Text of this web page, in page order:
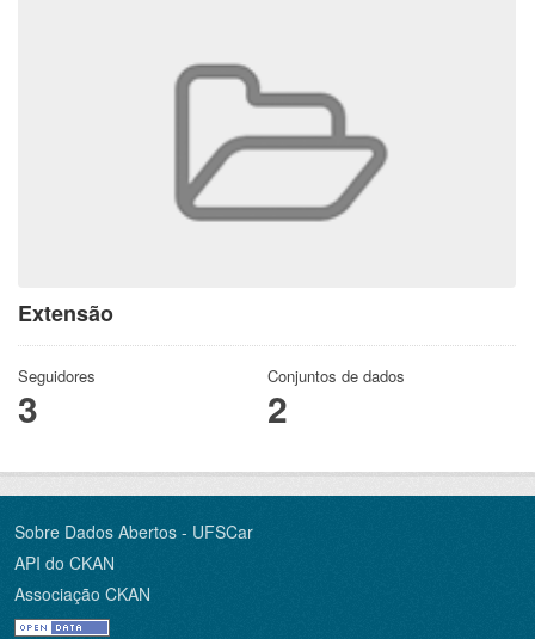
Extensão
Seguidores
3
Conjuntos de dados
2
Sobre Dados Abertos - UFSCar
API do CKAN
Associação CKAN